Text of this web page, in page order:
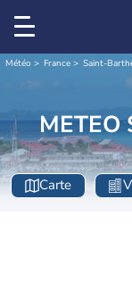
Météo France Saint-
METEO
Carte